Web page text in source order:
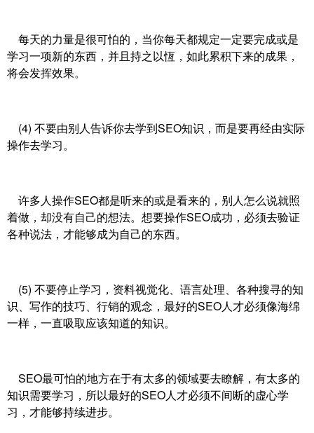
每天的力量是很可怕的，当你每天都规定一定要完成或是
学习一项新的东西，并且持之以恆，如此累积下来的成果，
将会发挥效果。
(4) 不要由别人告诉你去学到SEO知识，而是要再经由实际
操作去学习。
许多人操作SEO都是听来的或是看来的，别人怎么说就照
着做，却没有自己的想法。想要操作SEO成功，必须去验证
各种说法，才能够成为自己的东西。
(5) 不要停止学习，资料视觉化、语言处理、各种搜寻的知
识、写作的技巧、行销的观念，最好的SEO人才必须像海绵
一样，一直吸取应该知道的知识。
SEO最可怕的地方在于有太多的领域要去瞭解，有太多的
知识需要学习，所以最好的SEO人才必须不间断的虚心学
习，才能够持续进步。